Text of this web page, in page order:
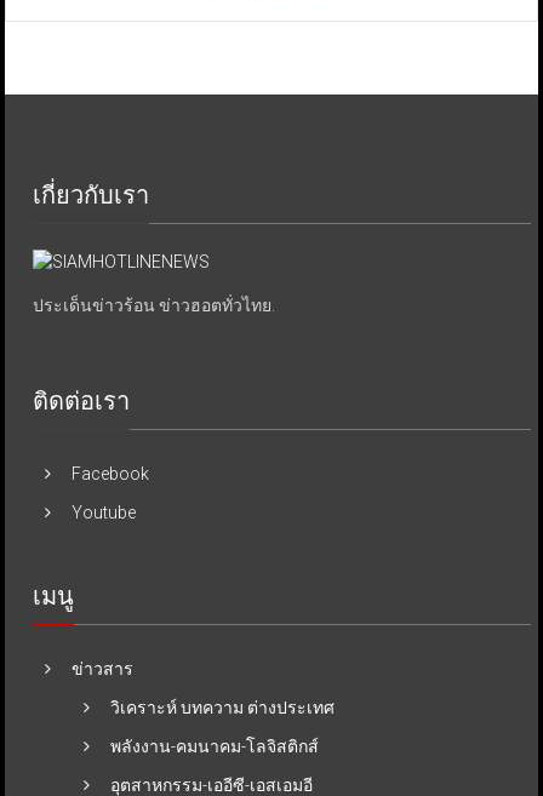
เกี่ยวกับเรา
ประเด็นข่าวร้อน ข่าวฮอตทั่วไทย.
ติดต่อเรา
Facebook
Youtube
เมนู
ข่าวสาร
วิเคราะห์ บทความ ต่างประเทศ
พลังงาน-คมนาคม-โลจิสติกส์
อุตสาหกรรม-เออีซี-เอสเอมอี